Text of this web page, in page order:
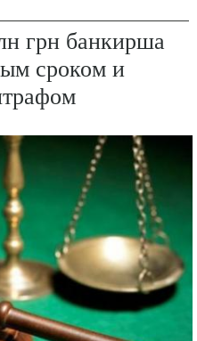
грн банкирша
сроком и